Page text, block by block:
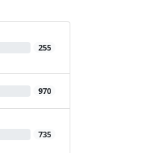
255
970
735